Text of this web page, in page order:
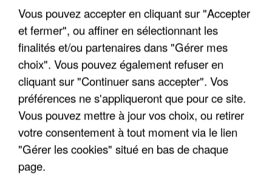
APRÈS TOUTES CES CANICULES, LES REFUGES
DE FAUNE SAUVAGE SONT...
Vous pouvez accepter en cliquant sur "Accepter
et fermer", ou affiner en sélectionnant les
finalités et/ou partenaires dans "Gérer mes
choix". Vous pouvez également refuser en
cliquant sur "Continuer sans accepter". Vos
préférences ne s'appliqueront que pour ce site.
Vous pouvez mettre à jour vos choix, ou retirer
votre consentement à tout moment via le lien
"Gérer les cookies" situé en bas de chaque
page.